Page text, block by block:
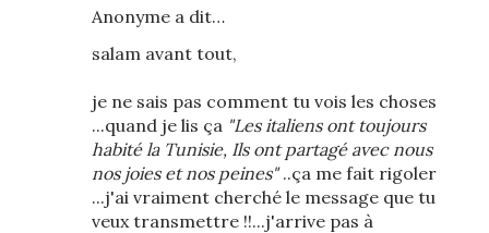
Anonyme a dit…
salam avant tout,
je ne sais pas comment tu vois les choses
...quand je lis ça "Les italiens ont toujours
habité la Tunisie, Ils ont partagé avec nous
nos joies et nos peines"..ça me fait rigoler
...j'ai vraiment cherché le message que tu
veux transmettre !!...j'arrive pas à